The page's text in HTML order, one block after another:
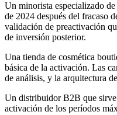
Un minorista especializado
de 2024 después del fracaso
validación de preactivación
de inversión posterior.
Una tienda de cosmética
básica de la activación. Las
de análisis, y la arquitectura
Un distribuidor B2B que sirve
activación de los períodos